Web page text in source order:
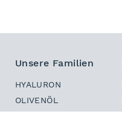
Unsere Familien
HYALURON
OLIVENÖL